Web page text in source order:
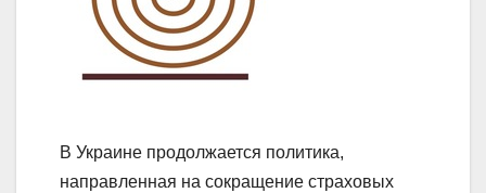
В Украине продолжается политика,
направленная на сокращение страховых